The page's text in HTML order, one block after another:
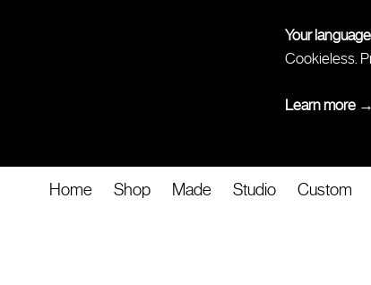
Your
Cookieless.
Learn more →
Home Shop Made Studio Custom